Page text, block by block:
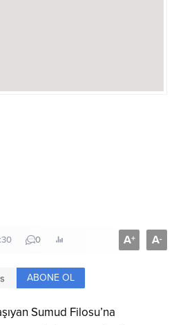
0 A+ A-
ABONE OL
Sumud Filosu’na